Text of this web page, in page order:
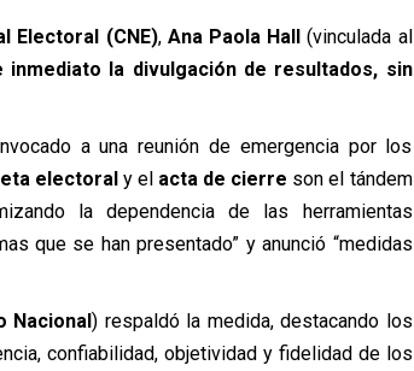
Electoral (CNE), Ana Paola Hall (vinculada al
inmediato la divulgación de resultados, sin
a una reunión de emergencia por los
electoral y el acta de cierre son el tándem
la dependencia de las herramientas
que se han presentado” y anunció “medidas
Nacional) respaldó la medida, destacando los
confiabilidad, objetividad y fidelidad de los